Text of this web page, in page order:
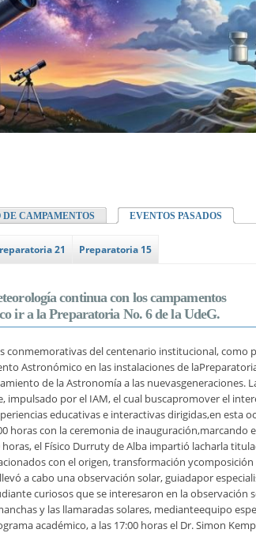
DE CAMPAMENTOS EVENTOS PASADOS
21 Preparatoria 15
continua con los campamentos
ir a la Preparatoria No. 6 de la UdeG.
conmemorativas del centenario institucional, como
Astronómico en las instalaciones de
de la Astronomía a las
impulsado por el IAM, el cual buscapromover el
educativas e interactivas dirigidas,en esta
horas con la ceremonia de
el Físico Durruty de Alba impartió lacharla
con el origen, transformación ycomposición
a cabo una observación solar, guiadapor
curiosos que se interesaron en la
y las llamaradas solares, medianteequipo
académico, a las 17:00 horas el Dr. Simon